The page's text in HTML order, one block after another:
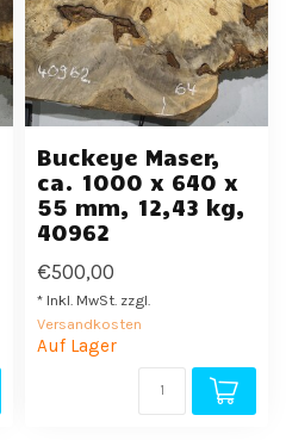
Buckeye Maser,
ca. 1000 x 640 x
55 mm, 12,43 kg,
40962
€500,00
* Inkl. MwSt. zzgl.
Versandkosten
Auf Lager